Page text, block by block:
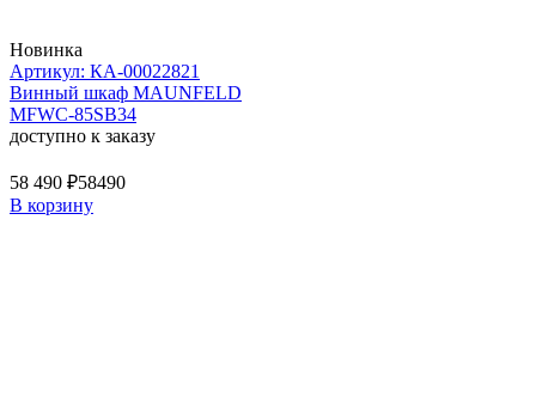
Новинка
Артикул: КА-00022821
Винный шкаф MAUNFELD
MFWC-85SB34
доступно к заказу
58 490 ₽58490
В корзину